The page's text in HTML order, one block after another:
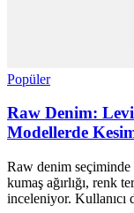
Popüler
Raw Denim:
Modellerde
Raw denim
kumaş ağırlığı, renk
inceleniyor. Kullanıcı